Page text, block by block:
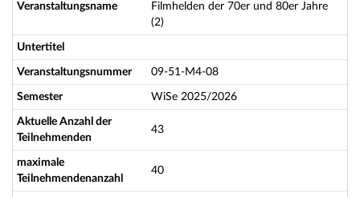
Veranstaltungsname
Filmhelden der 70er und 80er Jahre
(2)
Untertitel
Veranstaltungsnummer 09-51-M4-08
Semester WiSe 2025/2026
Aktuelle Anzahl der
Teilnehmenden
43
maximale
Teilnehmendenanzahl
40